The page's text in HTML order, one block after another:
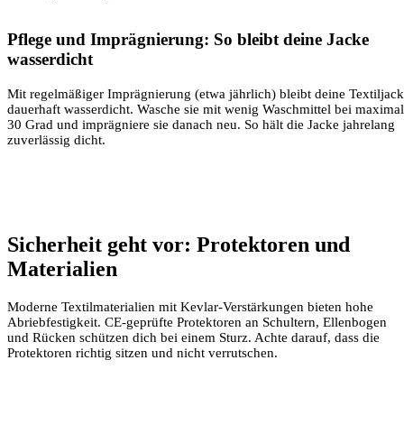
Pflege und Imprägnierung: So bleibt deine Jacke
wasserdicht
Mit regelmäßiger Imprägnierung (etwa jährlich) bleibt deine
dauerhaft wasserdicht. Wasche sie mit wenig Waschmittel bei maximal
30 Grad und imprägniere sie danach neu. So hält die Jacke jahrelang
zuverlässig dicht.
Sicherheit geht vor: Protektoren und
Materialien
Moderne Textilmaterialien mit Kevlar-Verstärkungen bieten hohe
Abriebfestigkeit. CE-geprüfte Protektoren an Schultern, Ellenbogen
und Rücken schützen dich bei einem Sturz. Achte darauf, dass die
Protektoren richtig sitzen und nicht verrutschen.